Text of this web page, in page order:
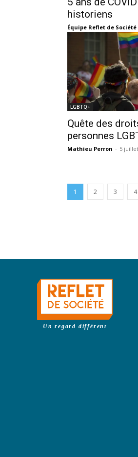
historiens
Équipe Reflet de Société
LGBTQ+
Quête des
personnes
Mathieu Perron - 5
1 2 3 4
Un regard différent